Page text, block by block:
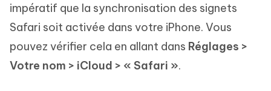
impératif que la synchronisation des signets
Safari soit activée dans votre iPhone. Vous
pouvez vérifier cela en allant dans Réglages >
Votre nom > iCloud > « Safari ».